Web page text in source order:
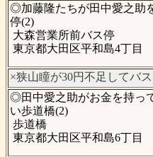
◎加藤隆たちが田中愛之助
停(2)
大森営業所前バス停
東京都大田区平和島4丁目
×狭山瞳が30円不足してバ
◎田中愛之助がお金を持っ
い歩道橋(2)
歩道橋
東京都大田区平和島6丁目